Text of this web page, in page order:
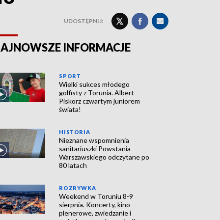
UDOSTĘPNIJ:
INFORMACJE
SPORT
Wielki sukces młodego
golfisty z Torunia. Albert
Piskorz czwartym juniorem
świata!
HISTORIA
Nieznane wspomnienia
sanitariuszki Powstania
Warszawskiego odczytane po
80 latach
ROZRYWKA
Weekend w Toruniu 8-9
sierpnia. Koncerty, kino
plenerowe, zwiedzanie i